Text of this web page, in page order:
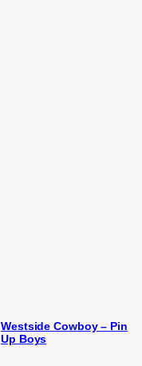
Westside Cowboy – Pin
Up Boys